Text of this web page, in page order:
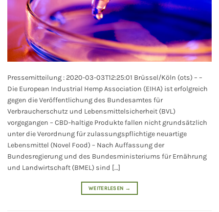
Pressemitteilung : 2020-03-03T12:25:01 Brüssel/Köln (ots) – –
Die European Industrial Hemp Association (EIHA) ist erfolgreich
gegen die Veröffentlichung des Bundesamtes für
Verbraucherschutz und Lebensmittelsicherheit (BVL)
vorgegangen – CBD-haltige Produkte fallen nicht grundsätzlich
unter die Verordnung für zulassungspflichtige neuartige
Lebensmittel (Novel Food) – Nach Auffassung der
Bundesregierung und des Bundesministeriums für Ernährung
und Landwirtschaft (BMEL) sind […]
WEITERLESEN →